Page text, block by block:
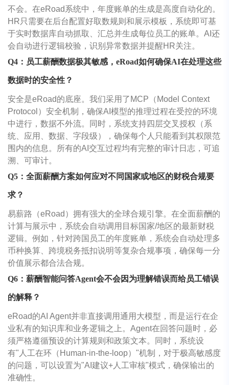
不会。在eRoad系统中，年度账单的生成是高度自动化的。
HR只需要在后台配置好取数规则和展示模板，系统即可基
于实时数据库自动抓取、汇总并生成每位员工的账单。AI还
会自动进行逻辑校验，识别异常数据并提醒HR关注。
Q4：员工薪酬数据极其敏感，eRoad如何确保AI在处理这些
数据时的安全性？
安全是eRoad的底座。我们采用了MCP（Model Context
Protocol）安全机制，确保AI模型的推理过程在受控的环境
中进行，数据不外流。同时，系统支持四层交叉授权（系
统、应用、数据、字段级），确保每个人只能看到其权限范
围内的信息。所有的AI交互过程均有完整的审计日志，可追
溯、可审计。
Q5：全面薪酬方案如何应对不同国家或地区的财税合规要
求？
易薪路（eRoad）拥有强大的全球合规引擎。在全面薪酬的
计算与展示中，系统会自动调用目标国家/地区的最新财税
逻辑。例如，针对跨国员工的年度账单，系统会自动处理多
币种换算、跨境税务抵扣说明等复杂合规事项，确保每一分
价值展示都合法合规。
Q6：薪酬智能问答Agent会不会因为理解错误而给员工错误
的解释？
eRoad的AI Agent并非直接调用通用大模型，而是运行在企
业私有的知识库和业务逻辑之上。Agent在回答问题时，必
须严格遵循预设的计算规则和政策文本。同时，系统设
有"人工在环（Human-in-the-loop）"机制，对于极高敏感度
的问题，可以设置为"AI建议+人工审核"模式，确保输出的
准确性。